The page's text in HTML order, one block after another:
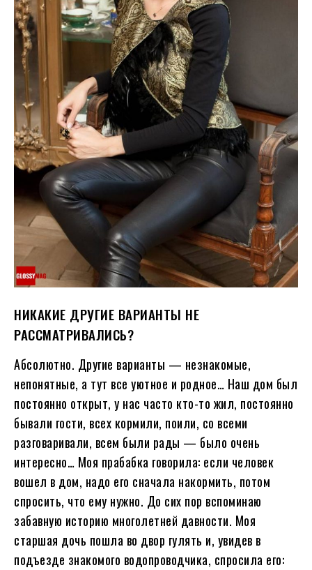
НИКАКИЕ ДРУГИЕ ВАРИАНТЫ НЕ
РАССМАТРИВАЛИСЬ?
Абсолютно. Другие варианты — незнакомые,
непонятные, а тут все уютное и родное… Наш дом был
постоянно открыт, у нас часто кто-то жил, постоянно
бывали гости, всех кормили, поили, со всеми
разговаривали, всем были рады — было очень
интересно… Моя прабабка говорила: если человек
вошел в дом, надо его сначала накормить, потом
спросить, что ему нужно. До сих пор вспоминаю
забавную историю многолетней давности. Моя
старшая дочь пошла во двор гулять и, увидев в
подъезде знакомого водопроводчика, спросила его: